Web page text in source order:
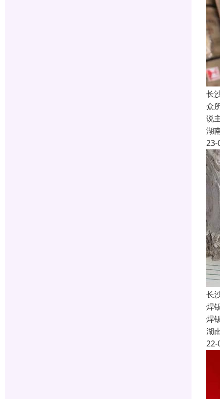
长
众
说
湖
23-
长
焊
焊
湖
22-